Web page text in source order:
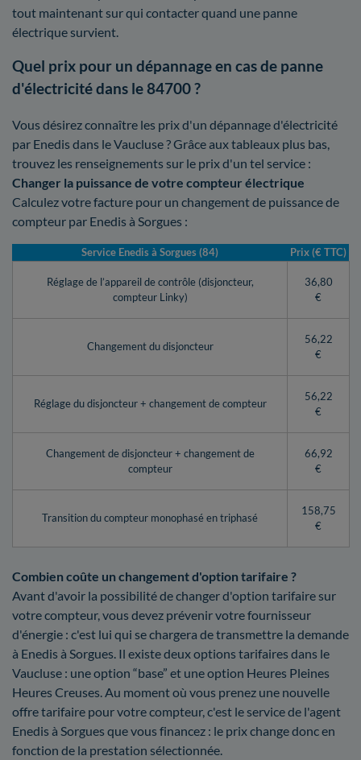
tout maintenant sur qui contacter quand une panne
électrique survient.
Quel prix pour un dépannage en cas de panne
d'électricité dans le 84700 ?
Vous désirez connaître les prix d'un dépannage d'électricité
par Enedis dans le Vaucluse ? Grâce aux tableaux plus bas,
trouvez les renseignements sur le prix d'un tel service :
Changer la puissance de votre compteur électrique
Calculez votre facture pour un changement de puissance de
compteur par Enedis à Sorgues :
Service Enedis à Sorgues (84) Prix (€ TTC)
Réglage de l’appareil de contrôle (disjoncteur,
compteur Linky)
36,80
€
Changement du disjoncteur
56,22
€
Réglage du disjoncteur + changement de compteur
56,22
€
Changement de disjoncteur + changement de
compteur
66,92
€
Transition du compteur monophasé en triphasé
158,75
€
Combien coûte un changement d'option tarifaire ?
Avant d'avoir la possibilité de changer d'option tarifaire sur
votre compteur, vous devez prévenir votre fournisseur
d'énergie : c'est lui qui se chargera de transmettre la demande
à Enedis à Sorgues. Il existe deux options tarifaires dans le
Vaucluse : une option “base” et une option Heures Pleines
Heures Creuses. Au moment où vous prenez une nouvelle
offre tarifaire pour votre compteur, c'est le service de l'agent
Enedis à Sorgues que vous financez : le prix change donc en
fonction de la prestation sélectionnée.